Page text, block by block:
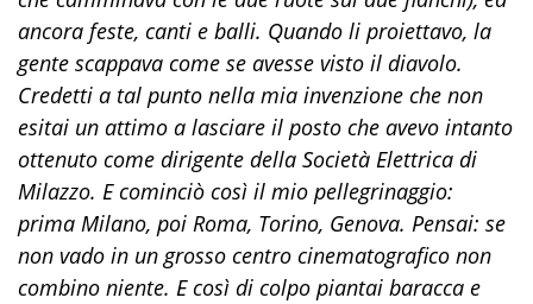
ancora feste, canti e balli. Quando li proiettavo, la
gente scappava come se avesse visto il diavolo.
Credetti a tal punto nella mia invenzione che non
esitai un attimo a lasciare il posto che avevo intanto
ottenuto come dirigente della Società Elettrica di
Milazzo. E cominciò così il mio pellegrinaggio:
prima Milano, poi Roma, Torino, Genova. Pensai: se
non vado in un grosso centro cinematografico non
combino niente. E così di colpo piantai baracca e